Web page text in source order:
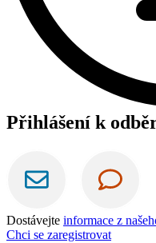
Přihlášení k
Dostávejte informace z
Chci se zaregistrovat